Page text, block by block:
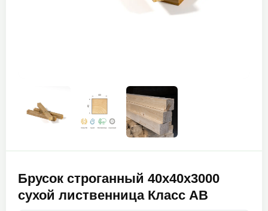
Брусок строганный 40х40х3000
сухой лиственница Класс АВ